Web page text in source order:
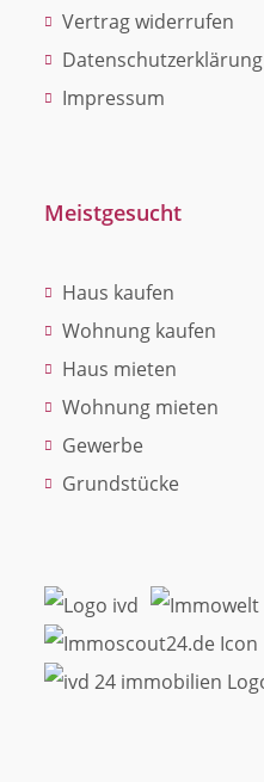
Vertrag widerrufen
Datenschutzerklärung
Impressum
Meistgesucht
Haus kaufen
Wohnung kaufen
Haus mieten
Wohnung mieten
Gewerbe
Grundstücke